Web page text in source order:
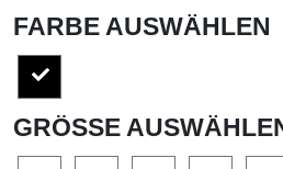
FARBE AUSWÄHLEN
GRÖSSE AUSWÄHLEN